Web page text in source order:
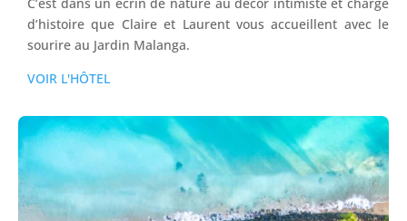
d’histoire que Claire et Laurent vous accueillent avec le
sourire au Jardin Malanga.
VOIR L'HÔTEL